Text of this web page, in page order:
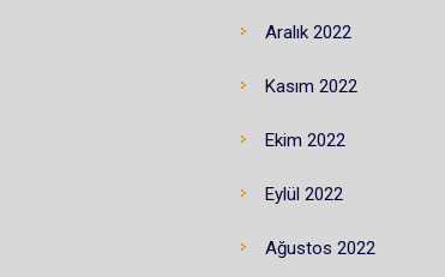
Aralık 2022
Kasım 2022
Ekim 2022
Eylül 2022
Ağustos 2022